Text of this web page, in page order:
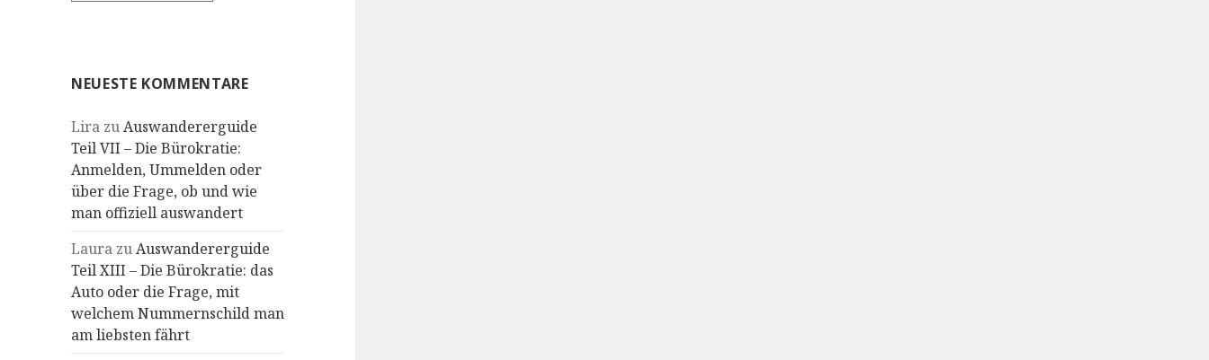
NEUESTE KOMMENTARE
Lira zuAuswandererguide
Teil VII – Die Bürokratie:
Anmelden, Ummelden oder
über die Frage, ob und wie
man offiziell auswandert
Laura zuAuswandererguide
Teil XIII – Die Bürokratie: das
Auto oder die Frage, mit
welchem Nummernschild man
am liebsten fährt